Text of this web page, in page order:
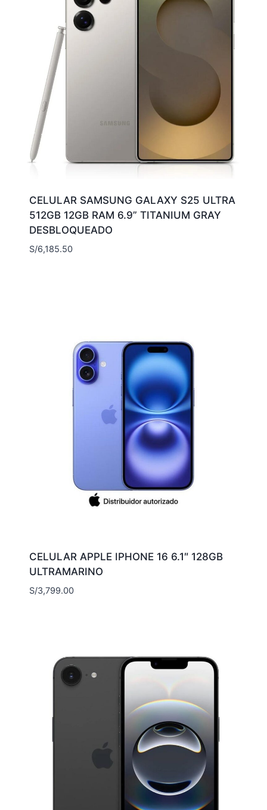
CELULAR SAMSUNG GALAXY S25 ULTRA
512GB 12GB RAM 6.9” TITANIUM GRAY
DESBLOQUEADO
S/6,185.50
CELULAR APPLE IPHONE 16 6.1″ 128GB
ULTRAMARINO
S/3,799.00